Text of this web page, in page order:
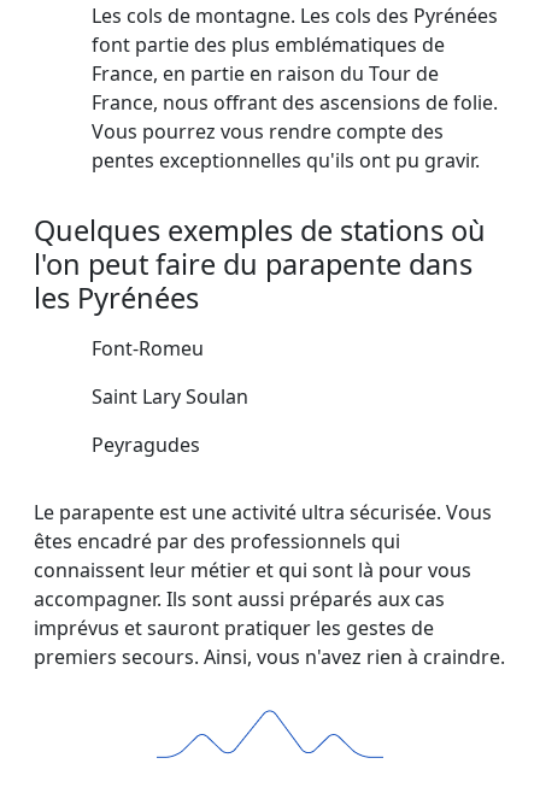
Les cols de montagne. Les cols des Pyrénées
font partie des plus emblématiques de
France, en partie en raison du Tour de
France, nous offrant des ascensions de folie.
Vous pourrez vous rendre compte des
pentes exceptionnelles qu'ils ont pu gravir.
Quelques exemples de stations où
l'on peut faire du parapente dans
les Pyrénées
Font-Romeu
Saint Lary Soulan
Peyragudes
Le parapente est une activité ultra sécurisée. Vous
êtes encadré par des professionnels qui
connaissent leur métier et qui sont là pour vous
accompagner. Ils sont aussi préparés aux cas
imprévus et sauront pratiquer les gestes de
premiers secours. Ainsi, vous n'avez rien à craindre.